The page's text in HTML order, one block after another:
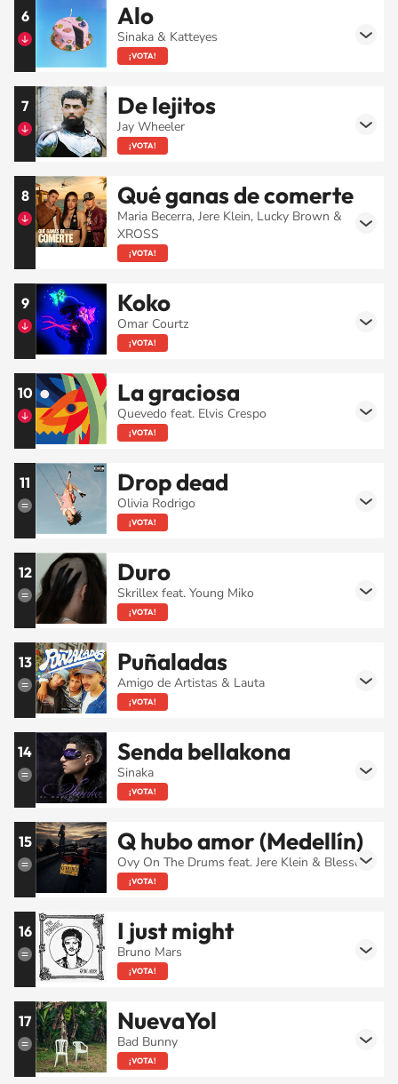
6 Alo
Sinaka & Katteyes
¡VOTA!
7 De lejitos
Jay Wheeler
¡VOTA!
8 Qué ganas de comerte
Maria Becerra, Jere Klein, Lucky Brown &
XROSS
¡VOTA!
9 Koko
Omar Courtz
¡VOTA!
10 La graciosa
Quevedo feat. Elvis Crespo
¡VOTA!
11 Drop dead
Olivia Rodrigo
¡VOTA!
12 Duro
Skrillex feat. Young Miko
¡VOTA!
13 Puñaladas
Amigo de Artistas & Lauta
¡VOTA!
14 Senda bellakona
Sinaka
¡VOTA!
15 Q hubo amor (Medellín)
Ovy On The Drums feat. Jere Klein & Blessd
¡VOTA!
16 I just might
Bruno Mars
¡VOTA!
17 NuevaYol
Bad Bunny
¡VOTA!